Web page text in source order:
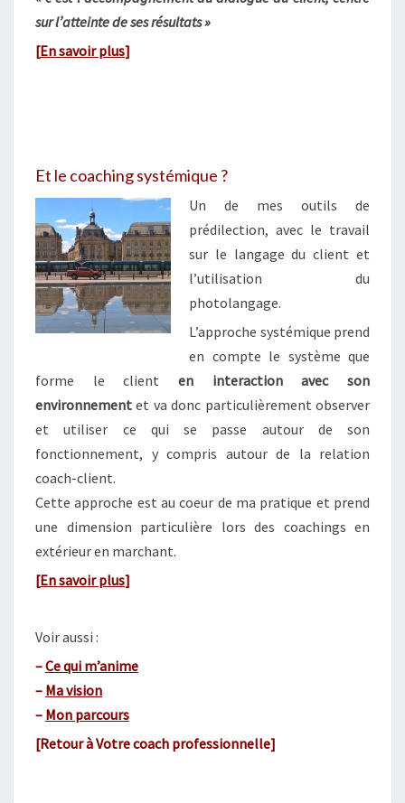
sur l’atteinte de ses résultats »
[En savoirplus]
Et le coaching systémique ?
Un de mes outils de
prédilection, avec le travail
sur le langage du client et
l’utilisation du
photolangage.
L’approche systémique prend
en compte le système que
forme le client en interaction avec son
environnement et va donc particulièrement observer
et utiliser ce qui se passe autour de son
fonctionnement, y compris autour de la relation
coach-client.
Cette approche est au coeur de ma pratique et prend
une dimension particulière lors des coachings en
extérieur en marchant.
[En savoir plus]
Voir aussi :
–Ce qui m’anime
– Ma vision
– Mon parcours
[Retour à Votre coach professionnelle]